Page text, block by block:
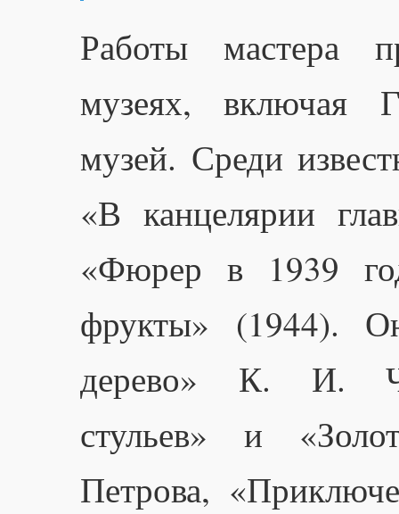
Работы мастера
музеях, включая
музей. Среди
«В канцелярии
«Фюрер в 1939
фрукты» (1944).
дерево» К. И.
стульев» и
Петрова,